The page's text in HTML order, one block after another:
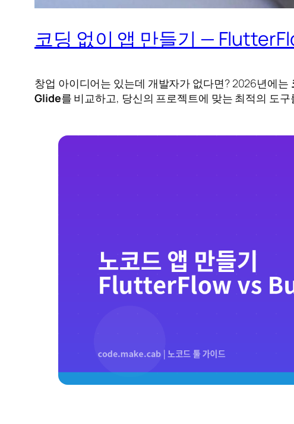
코딩 없이 앱 만들기 —
창업 아이디어는 있는데 개발자가 없다면? 2026년에는
Glide를 비교하고, 당신의 프로젝트에 맞는 최적의 도